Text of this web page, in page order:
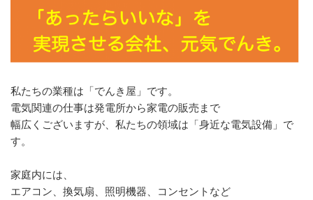
私たちの業種は「でんき屋」です。
電気関連の仕事は発電所から家電の販売まで
幅広くございますが、私たちの領域は「身近な電気設備」で
す。
家庭内には、
エアコン、換気扇、照明機器、コンセントなど